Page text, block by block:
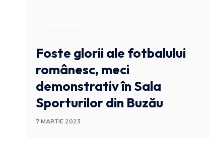
Foste glorii ale fotbalului
românesc, meci
demonstrativ în Sala
Sporturilor din Buzău
7 MARTIE 2023